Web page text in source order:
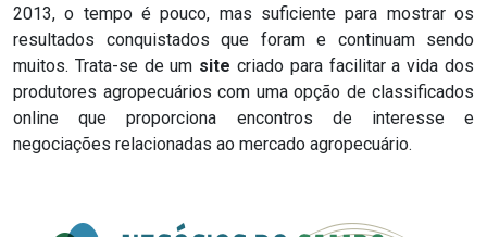
2013, o tempo é pouco, mas suficiente para mostrar os
resultados conquistados que foram e continuam sendo
muitos. Trata-se de um site criado para facilitar a vida dos
produtores agropecuários com uma opção de classificados
online que proporciona encontros de interesse e
negociações relacionadas ao mercado agropecuário.